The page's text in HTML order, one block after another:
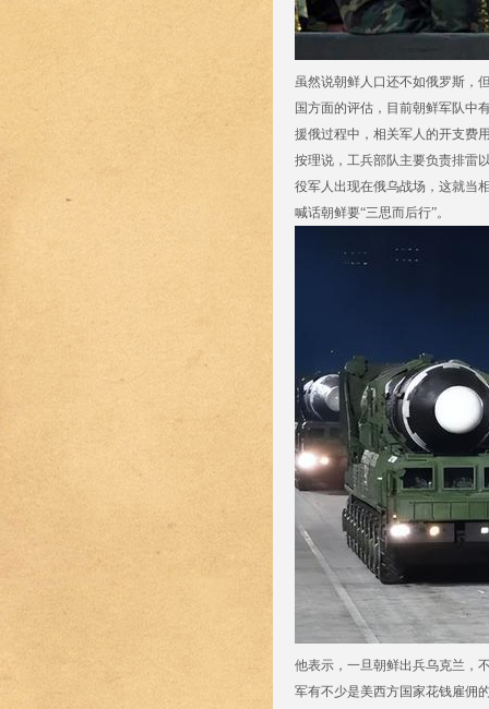
虽然说朝鲜人口还不如俄罗斯，
国方面的评估，目前朝鲜军队中
援俄过程中，相关军人的开支费
按理说，工兵部队主要负责排雷
役军人出现在俄乌战场，这就当
喊话朝鲜要“三思而后行”。
他表示，一旦朝鲜出兵乌克兰，
军有不少是美西方国家花钱雇佣